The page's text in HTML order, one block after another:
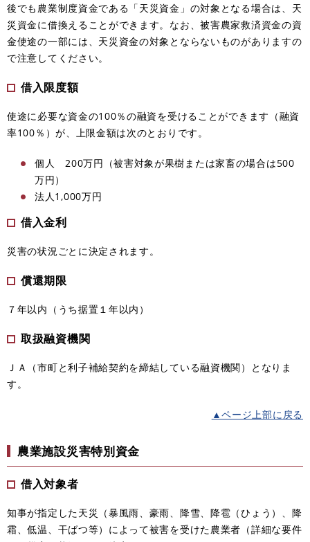
後でも農業制度資金である「天災資金」の対象となる場合は、天
災資金に借換えることができます。なお、被害農家救済資金の資
金使途の一部には、天災資金の対象とならないものがありますの
で注意してください。
借入限度額
使途に必要な資金の100％の融資を受けることができます（融資
率100％）が、上限金額は次のとおりです。
個人 200万円（被害対象が果樹または家畜の場合は500
万円）
法人1,000万円
借入金利
災害の状況ごとに決定されます。
償還期限
７年以内（うち据置１年以内）
取扱融資機関
ＪＡ（市町と利子補給契約を締結している融資機関）となりま
す。
▲ページ上部に戻る
農業施設災害特別資金
借入対象者
知事が指定した天災（暴風雨、豪雨、降雪、降雹（ひょう）、降
霜、低温、干ばつ等）によって被害を受けた農業者（詳細な要件